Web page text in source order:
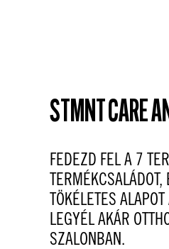
STMNT CARE
FEDEZD FEL A 7
TÖKÉLETES
LEGYÉL AKÁR
SZALONBAN.